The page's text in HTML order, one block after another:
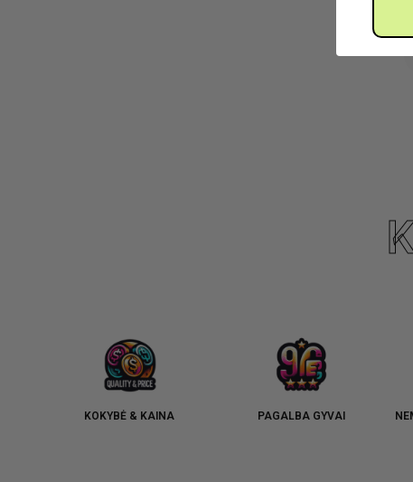
KOKYBĖ & KAINA PAGALBA GYVAI